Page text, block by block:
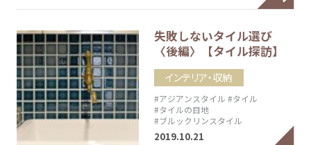
失敗しないタイル選び
〈後編〉【タイル探訪】
インテリア・収納
#アジアンスタイル #タイル
#タイルの目地
#ブルックリンスタイル
2019.10.21